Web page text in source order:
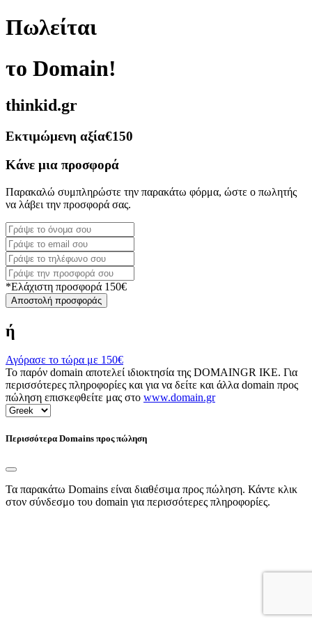
Πωλείται
το Domain!
thinkid.gr
Εκτιμώμενη αξία€150
Κάνε μια προσφορά
Παρακαλώ συμπληρώστε την παρακάτω φόρμα, ώστε ο πωλητής
να λάβει την προσφορά σας.
*Ελάχιστη προσφορά 150€
Αποστολή προσφοράς
ή
Αγόρασε το τώρα με 150€
Το παρόν domain αποτελεί ιδιοκτησία της DOMAINGR ΙΚΕ. Για
περισσότερες πληροφορίες και για να δείτε και άλλα domain προς
πώληση επισκεφθείτε μας στο www.domain.gr
Περισσότερα Domains προς πώληση
Τα παρακάτω Domains είναι διαθέσιμα προς πώληση. Κάντε κλικ
στον σύνδεσμο του domain για περισσότερες πληροφορίες.